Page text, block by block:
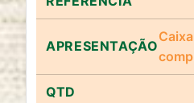
Name:
Purpose:
Este cookie armazena as
consentimento